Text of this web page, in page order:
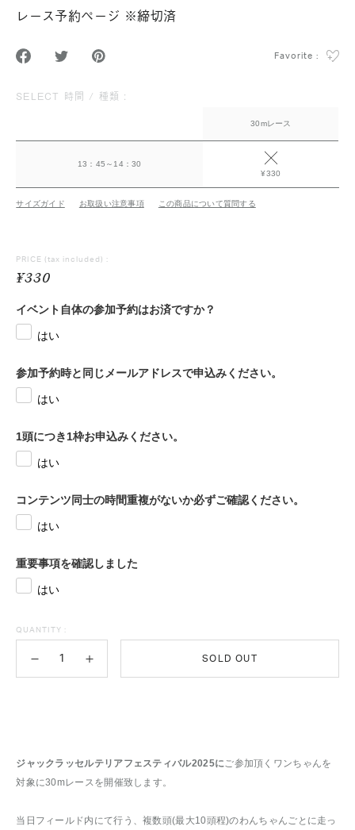
レース予約ページ ※締切済
Favorite :
SELECT 時間 / 種類 :
30mレース
13：45～14：30
¥330
サイズガイド お取扱い注意事項 この商品について質問する
PRICE (tax included) :
¥330
イベント自体の参加予約はお済ですか？
はい
参加予約時と同じメールアドレスで申込みください。
はい
1頭につき1枠お申込みください。
はい
コンテンツ同士の時間重複がないか必ずご確認ください。
はい
重要事項を確認しました
はい
QUANTITY :
SOLD OUT
ジャックラッセルテリアフェスティバル2025にご参加頂くワンちゃんを
対象に30mレースを開催致します。
当日フィールド内にて行う、複数頭(最大10頭程)のわんちゃんごとに走っ